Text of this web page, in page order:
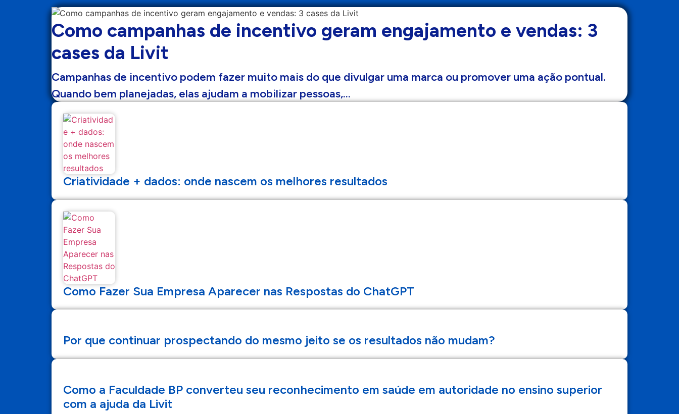
Como campanhas de incentivo geram engajamento e vendas: 3
cases da Livit
Campanhas de incentivo podem fazer muito mais do que divulgar uma marca ou promover uma ação pontual.
Quando bem planejadas, elas ajudam a mobilizar pessoas,…
Criatividade + dados: onde nascem os melhores resultados
Como Fazer Sua Empresa Aparecer nas Respostas do ChatGPT
Por que continuar prospectando do mesmo jeito se os resultados não mudam?
Como a Faculdade BP converteu seu reconhecimento em saúde em autoridade no ensino superior
com a ajuda da Livit